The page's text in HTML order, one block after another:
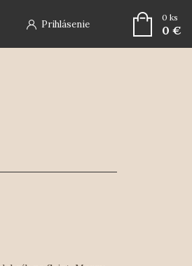
Prihlásenie
0 ks
0 €